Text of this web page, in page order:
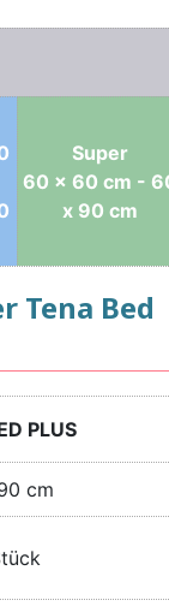
Super
60 x 60 cm -
x 90 cm
Tena Bed
PLUS
cm